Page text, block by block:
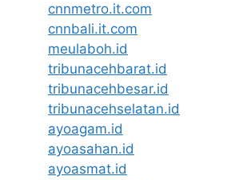
cnnmetro.it.com
cnnbali.it.com
meulaboh.id
tribunacehbarat.id
tribunacehbesar.id
tribunacehselatan.id
ayoagam.id
ayoasahan.id
ayoasmat.id